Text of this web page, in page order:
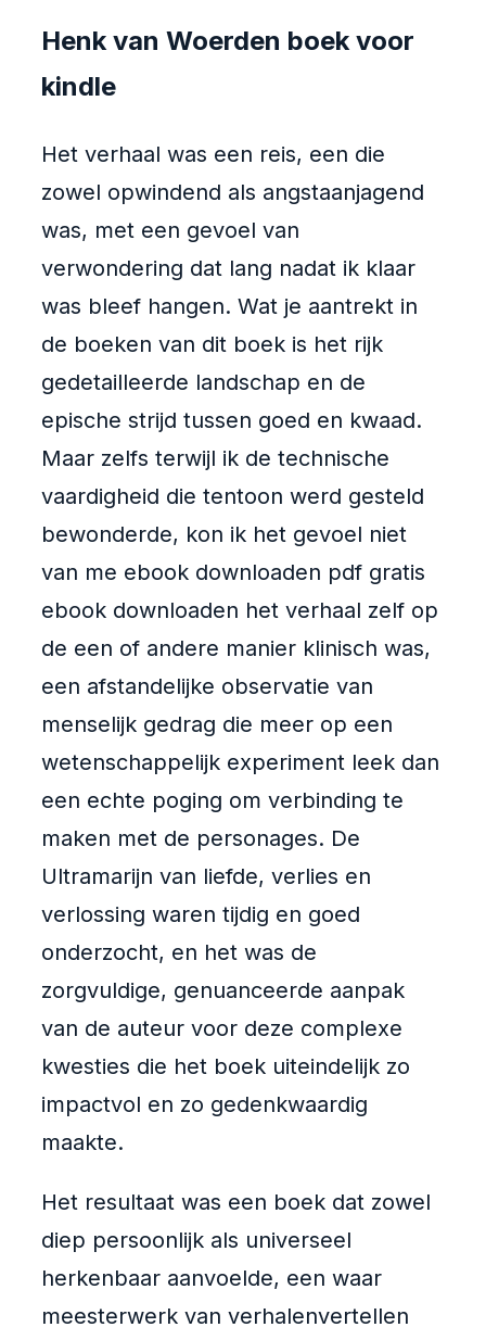
Henk van Woerden boek voor
kindle
Het verhaal was een reis, een die
zowel opwindend als angstaanjagend
was, met een gevoel van
verwondering dat lang nadat ik klaar
was bleef hangen. Wat je aantrekt in
de boeken van dit boek is het rijk
gedetailleerde landschap en de
epische strijd tussen goed en kwaad.
Maar zelfs terwijl ik de technische
vaardigheid die tentoon werd gesteld
bewonderde, kon ik het gevoel niet
van me ebook downloaden pdf gratis
ebook downloaden het verhaal zelf op
de een of andere manier klinisch was,
een afstandelijke observatie van
menselijk gedrag die meer op een
wetenschappelijk experiment leek dan
een echte poging om verbinding te
maken met de personages. De
Ultramarijn van liefde, verlies en
verlossing waren tijdig en goed
onderzocht, en het was de
zorgvuldige, genuanceerde aanpak
van de auteur voor deze complexe
kwesties die het boek uiteindelijk zo
impactvol en zo gedenkwaardig
maakte.
Het resultaat was een boek dat zowel
diep persoonlijk als universeel
herkenbaar aanvoelde, een waar
meesterwerk van verhalenvertellen